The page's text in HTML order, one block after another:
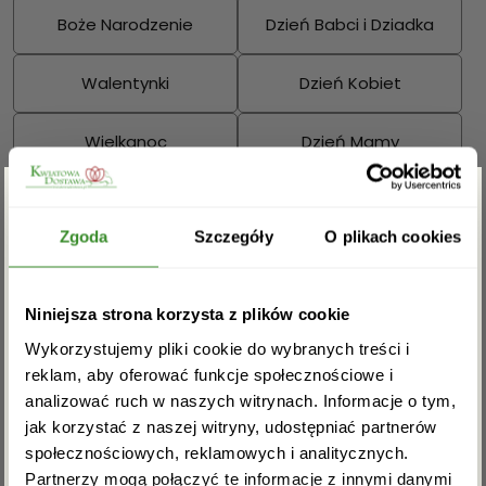
Zgoda Szczegóły O plikach cookies
Niniejsza strona korzysta z plików cookie
Wykorzystujemy pliki cookie do wybranych treści i
reklam, aby oferować funkcje społecznościowe i
analizować ruch w naszych witrynach. Informacje o tym,
jak korzystać z naszej witryny, udostępniać partnerów
społecznościowych, reklamowych i analitycznych.
Partnerzy mogą połączyć te informacje z innymi danymi
Boże Narodzenie Dzień Babci i Dziadka
Walentynki Dzień Kobiet
Wielkanoc Dzień Mamy
Sprawdź również:
Bukiety mieszane Kosze kwiatowe
Zgarnij rabat -5%
Zapisz się do newslettera i zgarnij
rabat na pierwsze zakupy!